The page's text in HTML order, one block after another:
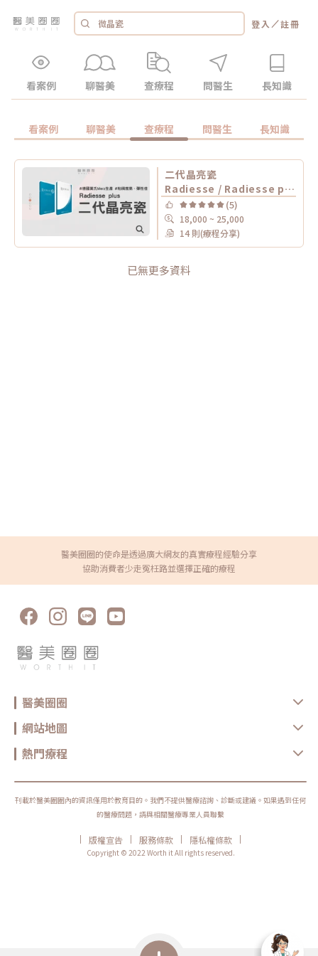
登入 ／註冊
看案例 聊醫美 查療程 問醫生 長知識
看案例 聊醫美 查療程 問醫生 長知識
二代晶亮瓷
Radiesse / Radiesse plus 晶亮瓷 /
(5)
18,000 ~ 25,000
14 則(療程分享)
已無更多資料
醫美圈圈的使命是透過廣大網友的真實療程經驗分享
協助消費者少走冤枉路並選擇正確的療程
醫美圈圈
網站地圖
熱門療程
刊載於醫美圈圈內的資訊僅用於教育目的。我們不提供醫療諮詢、診斷或建議。如果遇到任何
的醫療問題，請與相關醫療專業人員聯繫
| 版權宣告 | 服務條款 | 隱私權條款
|
Copyright © 2022 Worth it All rights reserved.